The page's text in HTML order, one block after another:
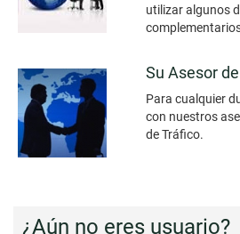
utilizar algunos
Su Asesor
Para cualquier
con nuestros
de Tráfico.
¿Aún no eres usuario?